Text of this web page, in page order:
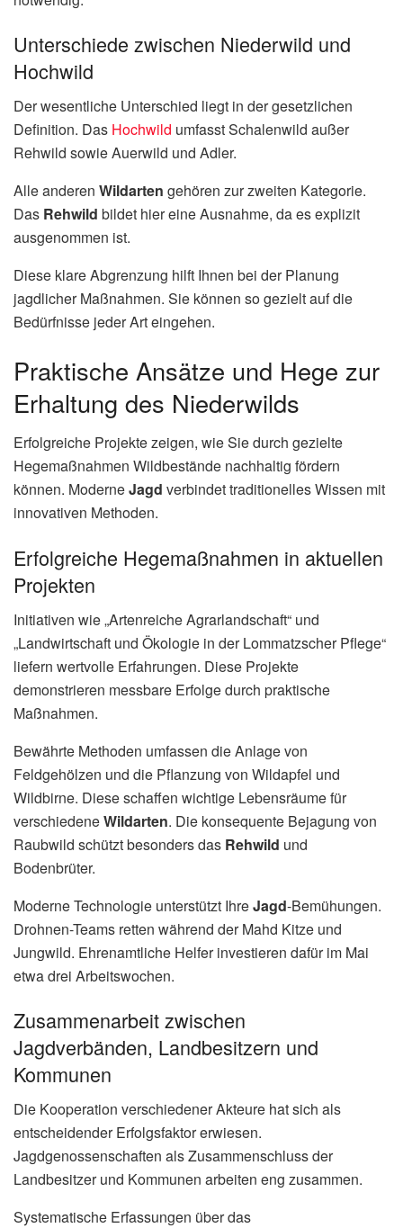
Unterschiede zwischen Niederwild und
Hochwild
Der wesentliche Unterschied liegt in der gesetzlichen
Definition. Das Hochwild umfasst Schalenwild außer
Rehwild sowie Auerwild und Adler.
Alle anderen Wildarten gehören zur zweiten Kategorie.
Das Rehwild bildet hier eine Ausnahme, da es explizit
ausgenommen ist.
Diese klare Abgrenzung hilft Ihnen bei der Planung
jagdlicher Maßnahmen. Sie können so gezielt auf die
Bedürfnisse jeder Art eingehen.
Praktische Ansätze und Hege zur
Erhaltung des Niederwilds
Erfolgreiche Projekte zeigen, wie Sie durch gezielte
Hegemaßnahmen Wildbestände nachhaltig fördern
können. ModerneJagd verbindet traditionelles Wissen mit
innovativen Methoden.
Erfolgreiche Hegemaßnahmen in aktuellen
Projekten
Initiativen wie „Artenreiche Agrarlandschaft“ und
„Landwirtschaft und Ökologie in der Lommatzscher Pflege“
liefern wertvolle Erfahrungen. Diese Projekte
demonstrieren messbare Erfolge durch praktische
Maßnahmen.
Bewährte Methoden umfassen die Anlage von
Feldgehölzen und die Pflanzung von Wildapfel und
Wildbirne. Diese schaffen wichtige Lebensräume für
verschiedeneWildarten. Die konsequente Bejagung von
Raubwild schützt besonders das Rehwild und
Bodenbrüter.
Moderne Technologie unterstützt IhreJagd-Bemühungen.
Drohnen-Teams retten während der Mahd Kitze und
Jungwild. Ehrenamtliche Helfer investieren dafür im Mai
etwa drei Arbeitswochen.
Zusammenarbeit zwischen
Jagdverbänden, Landbesitzern und
Kommunen
Die Kooperation verschiedener Akteure hat sich als
entscheidender Erfolgsfaktor erwiesen.
Jagdgenossenschaften als Zusammenschluss der
Landbesitzer und Kommunen arbeiten eng zusammen.
Systematische Erfassungen über das